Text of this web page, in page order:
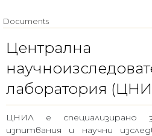
Documents
Централна
лаборатория
ЦНИЛ е специализирано
изпитвания и научни